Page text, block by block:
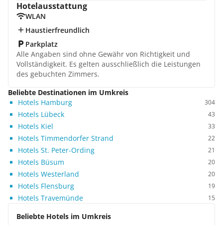
Hotelausstattung
WLAN
Haustierfreundlich
Parkplatz
Alle Angaben sind ohne Gewähr von Richtigkeit und
Vollständigkeit. Es gelten ausschließlich die Leistungen
des gebuchten Zimmers.
Beliebte Destinationen im Umkreis
Hotels Hamburg
304
Hotels Lübeck 43
Hotels Kiel 33
Hotels Timmendorfer Strand 22
Hotels St. Peter-Ording 21
Hotels Büsum 20
Hotels Westerland 20
Hotels Flensburg 19
Hotels Travemünde 15
Beliebte Hotels im Umkreis